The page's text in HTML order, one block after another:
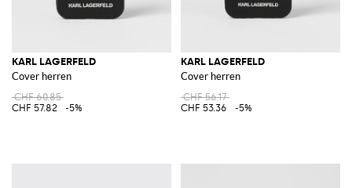
KARL LAGERFELD
Cover herren
CHF 60.85
CHF 57.82
-5%
KARL LAGERFELD
Cover herren
CHF 56.17
CHF 53.36
-5%